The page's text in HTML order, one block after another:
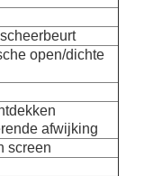
open/dichte
afwijking
screen